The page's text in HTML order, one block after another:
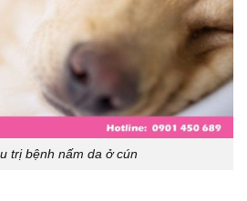
trị bệnh nấm da ở cún